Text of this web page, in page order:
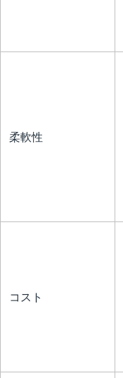
柔軟性
コスト